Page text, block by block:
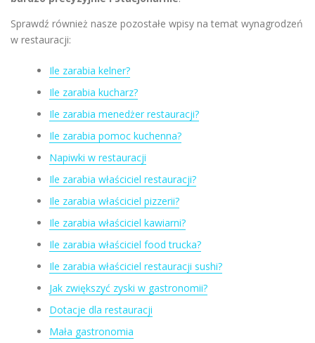
Sprawdź również nasze pozostałe wpisy na temat wynagrodzeń
w restauracji:
Ile zarabia kelner?
Ile zarabia kucharz?
Ile zarabia menedżer restauracji?
Ile zarabia pomoc kuchenna?
Napiwki w restauracji
Ile zarabia właściciel restauracji?
Ile zarabia właściciel pizzerii?
Ile zarabia właściciel kawiarni?
Ile zarabia właściciel food trucka?
Ile zarabia właściciel restauracji sushi?
Jak zwiększyć zyski w gastronomii?
Dotacje dla restauracji
Mała gastronomia